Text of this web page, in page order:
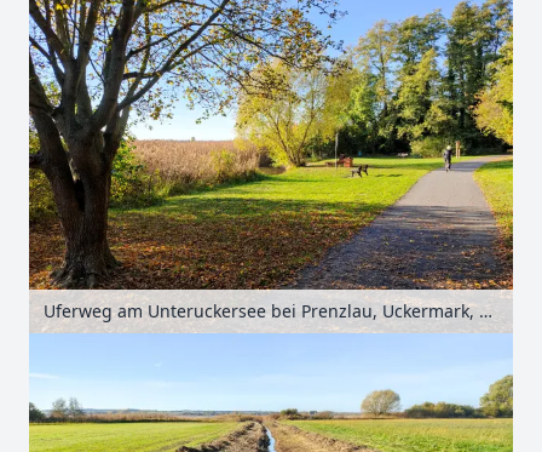
Uferweg am Unteruckersee bei Prenzlau, Uckermark, Brandenburg, Deutschland